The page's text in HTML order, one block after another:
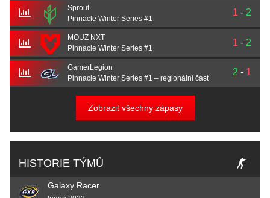
Sprout
Pinnacle Winter Series #1
1 - 2
MOUZ NXT
Pinnacle Winter Series #1
1 - 2
GamerLegion
Pinnacle Winter Series #1 – regionální část
2 - 1
Zobrazit všechny zápasy
HISTORIE TÝMŮ
Galaxy Racer